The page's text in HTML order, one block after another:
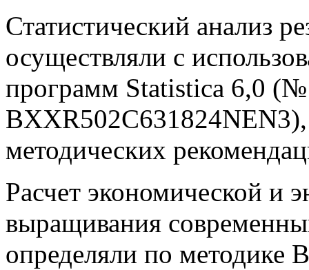
Статистический анализ
осуществляли с
программ Statistica 6,0
методических
Расчет экономической и
выращивания
определяли по методике